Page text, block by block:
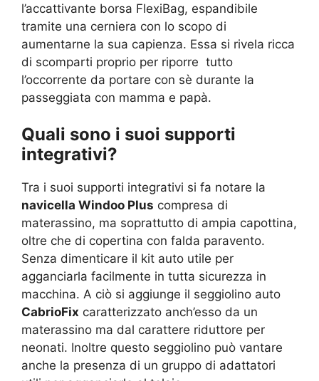
l’accattivante borsa FlexiBag, espandibile
tramite una cerniera con lo scopo di
aumentarne la sua capienza. Essa si rivela ricca
di scomparti proprio per riporre tutto
l’occorrente da portare con sè durante la
passeggiata con mamma e papà.
Quali sono i suoi supporti
integrativi?
Tra i suoi supporti integrativi si fa notare la
navicella Windoo Plus compresa di
materassino, ma soprattutto di ampia capottina,
oltre che di copertina con falda paravento.
Senza dimenticare il kit auto utile per
agganciarla facilmente in tutta sicurezza in
macchina. A ciò si aggiunge il seggiolino auto
CabrioFix caratterizzato anch’esso da un
materassino ma dal carattere riduttore per
neonati. Inoltre questo seggiolino può vantare
anche la presenza di un gruppo di adattatori